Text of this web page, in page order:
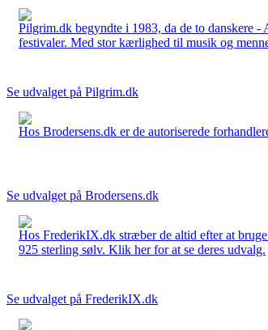
Pilgrim.dk begyndte i 1983, da de to danskere
festivaler. Med stor kærlighed til musik og
Se udvalget på Pilgrim.dk
Hos Brodersens.dk er de autoriserede
Se udvalget på Brodersens.dk
Hos FrederikIX.dk stræber de altid efter at
925 sterling sølv. Klik her for at se deres udvalg.
Se udvalget på FrederikIX.dk